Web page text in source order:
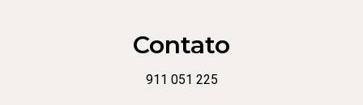
Contato
911 051 225